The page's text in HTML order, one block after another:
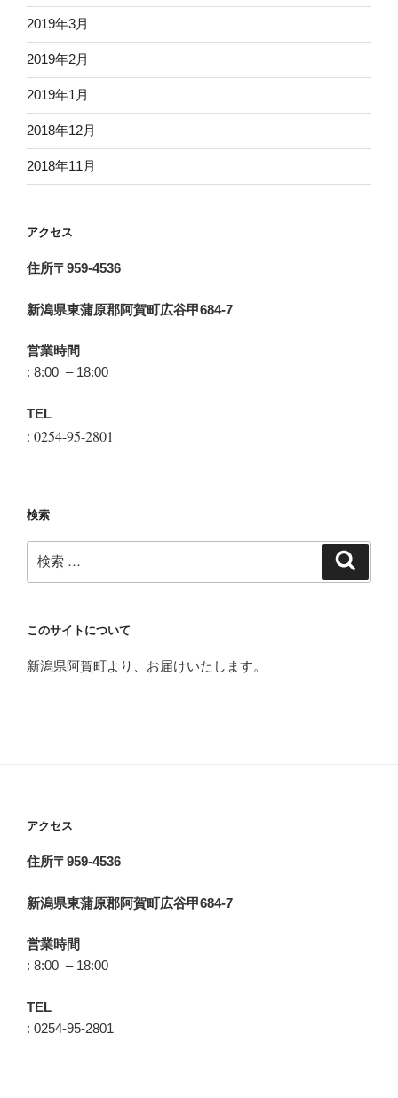
2019年3月
2019年2月
2019年1月
2018年12月
2018年11月
アクセス
住所〒959-4536
新潟県東蒲原郡阿賀町広谷甲684-7
営業時間
: 8:00 – 18:00
TEL
: 0254-95-2801
検索
検
索:
このサイトについて
新潟県阿賀町より、お届けいたします。
アクセス
住所〒959-4536
新潟県東蒲原郡阿賀町広谷甲684-7
営業時間
: 8:00 – 18:00
TEL
: 0254-95-2801